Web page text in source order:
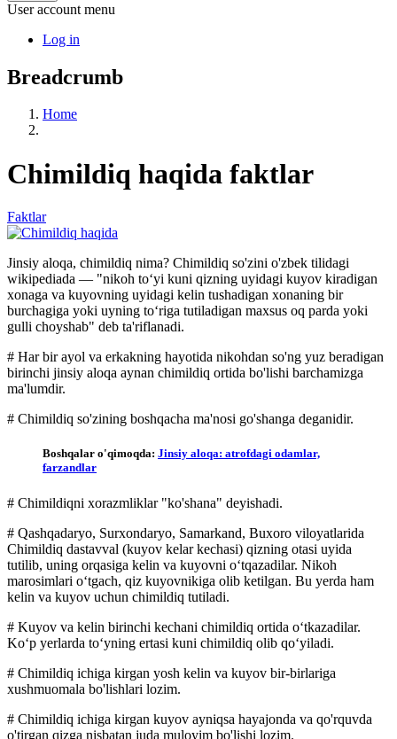
User account menu
Log in
Breadcrumb
Home
Chimildiq haqida faktlar
Faktlar
Jinsiy aloqa, chimildiq nima? Chimildiq so'zini o'zbek tilidagi
wikipediada — "nikoh toʻyi kuni qizning uyidagi kuyov kiradigan
xonaga va kuyovning uyidagi kelin tushadigan xonaning bir
burchagiga yoki uyning toʻriga tutiladigan maxsus oq parda yoki
gulli choyshab" deb ta'riflanadi.
# Har bir ayol va erkakning hayotida nikohdan so'ng yuz beradigan
birinchi jinsiy aloqa aynan chimildiq ortida bo'lishi barchamizga
ma'lumdir.
# Chimildiq so'zining boshqacha ma'nosi go'shanga deganidir.
Boshqalar o'qimoqda: Jinsiy aloqa: atrofdagi odamlar,
farzandlar
# Chimildiqni xorazmliklar "ko'shana" deyishadi.
# Qashqadaryo, Surxondaryo, Samarkand, Buxoro viloyatlarida
Chimildiq dastavval (kuyov kelar kechasi) qizning otasi uyida
tutilib, uning orqasiga kelin va kuyovni oʻtqazadilar. Nikoh
marosimlari oʻtgach, qiz kuyovnikiga olib ketilgan. Bu yerda ham
kelin va kuyov uchun chimildiq tutiladi.
# Kuyov va kelin birinchi kechani chimildiq ortida oʻtkazadilar.
Koʻp yerlarda toʻyning ertasi kuni chimildiq olib qoʻyiladi.
# Chimildiq ichiga kirgan yosh kelin va kuyov bir-birlariga
xushmuomala bo'lishlari lozim.
# Chimildiq ichiga kirgan kuyov ayniqsa hayajonda va qo'rquvda
o'tirgan qizga nisbatan juda muloyim bo'lishi lozim.